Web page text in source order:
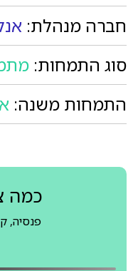
חברה מנהלת:
סוג התמחות:
התמחות משנה:
כמה
פנסיה,